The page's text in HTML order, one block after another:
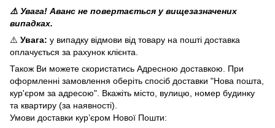
⚠️ Увага! Аванс не повертається у вищезазначених
випадках.
⚠️ Увага: у випадку відмови від товару на пошті доставка
оплачується за рахунок клієнта.
Також Ви можете скористатись Адресною доставкою. При
оформленні замовлення оберіть спосіб доставки "Нова пошта,
кур'єром за адресою". Вкажіть місто, вулицю, номер будинку
та квартиру (за наявності).
Умови доставки кур’єром Нової Пошти: